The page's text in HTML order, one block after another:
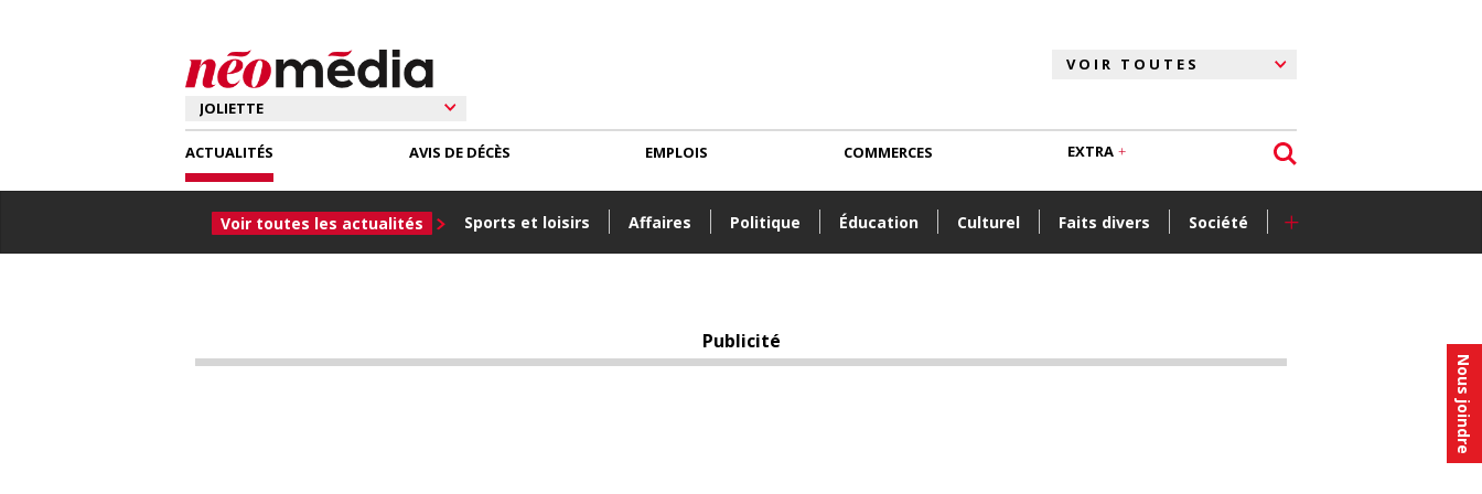
Nous joindre
ACTUALITÉS
Voir toutes les actualités Sports et loisirs Affaires Politique Éducation Culturel Faits divers Société +
AVIS DE DÉCÈS EMPLOIS COMMERCES EXTRA
Publicité